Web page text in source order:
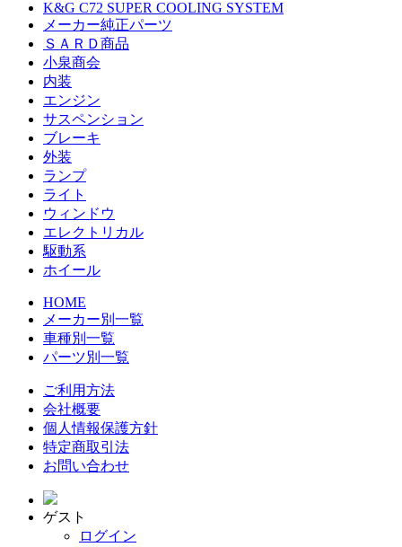
K&G C72 SUPER COOLING SYSTEM
メーカー純正パーツ
ＳＡＲＤ商品
小泉商会
内装
エンジン
サスペンション
ブレーキ
外装
ランプ
ライト
ウィンドウ
エレクトリカル
駆動系
ホイール
HOME
メーカー別一覧
車種別一覧
パーツ別一覧
ご利用方法
会社概要
個人情報保護方針
特定商取引法
お問い合わせ
ゲスト
ログイン